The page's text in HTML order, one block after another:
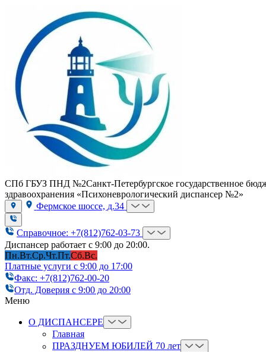
СПб ГБУЗ ПНД №2Санкт-Петербургское государственное
здравоохранения «Психоневрологический диспансер №2»
Фермское шоссе, д.34
Справочное: +7(812)762-03-73
Диспансер работает с 9:00 до 20:00.
Пн.Вт.Ср.Чт.Пт.Сб.Вс.
Платные услуги с 9:00 до 17:00
Факс: +7(812)762-00-20
Отд. Доверия с 9:00 до 20:00
Меню
О ДИСПАНСЕРЕ
Главная
ПРАЗДНУЕМ ЮБИЛЕЙ 70 лет